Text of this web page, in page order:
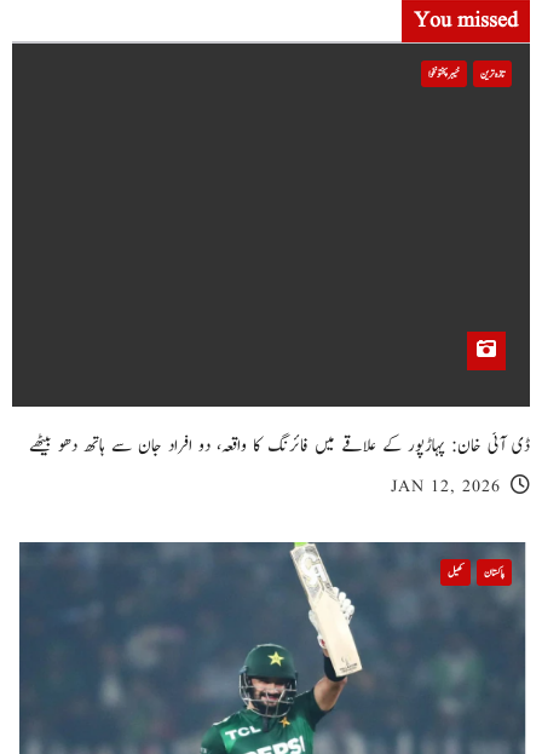
You missed
تازہ ترین خیبر پختونخوا
ڈی آئی خان: پہاڑپور کے علاقے میں فائرنگ کا واقعہ، دو افراد جان سے ہاتھ دھو بیٹھے
JAN 12, 2026
پاکستان کھیل